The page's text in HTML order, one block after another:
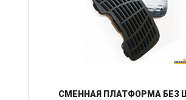
СМЕННАЯ ПЛАТФОРМА БЕЗ